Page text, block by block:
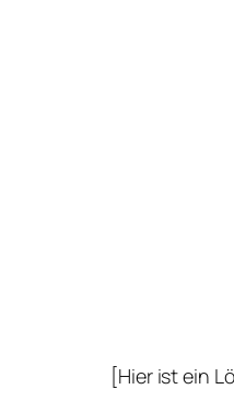
[Hier ist ein